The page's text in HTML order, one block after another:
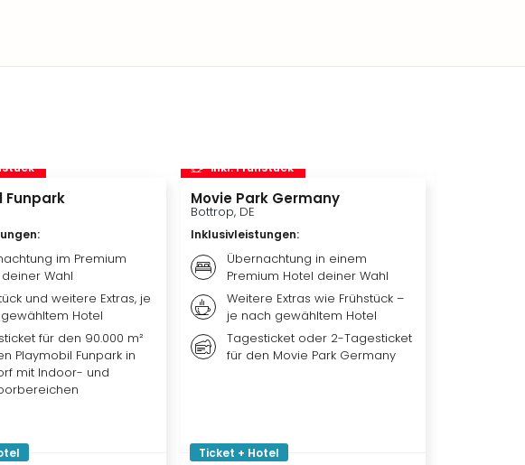
Funpark
:
im Premium
Wahl
und weitere Extras, je
Hotel
für den 90.000 m²
Playmobil Funpark in
mit Indoor- und
inkl. Frühstück
Movie Park Germany
Bottrop, DE
Inklusivleistungen:
Übernachtung in einem
Premium Hotel deiner Wahl
Weitere Extras wie Frühstück –
je nach gewähltem Hotel
Tagesticket oder 2-Tagesticket
für den Movie Park Germany
Ticket + Hotel